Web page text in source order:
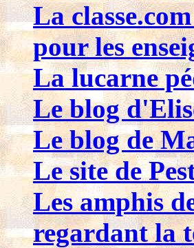
La
pour les
La lucarne
Le blog
Le blog de
Le site de
Les amphis
regardant la